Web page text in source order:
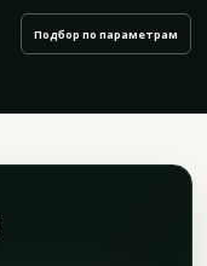
Подбор по параметрам